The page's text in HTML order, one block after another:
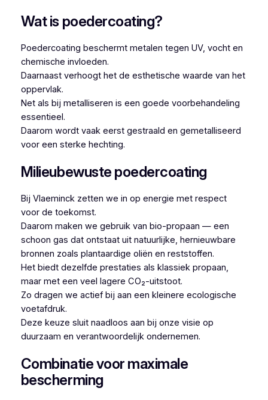
Wat is poedercoating?
Poedercoating beschermt metalen tegen UV, vocht en
chemische invloeden.
Daarnaast verhoogt het de esthetische waarde van het
oppervlak.
Net als bij metalliseren is een goede voorbehandeling
essentieel.
Daarom wordt vaak eerst gestraald en gemetalliseerd
voor een sterke hechting.
Milieubewuste poedercoating
Bij Vlaeminck zetten we in op energie met respect
voor de toekomst.
Daarom maken we gebruik van bio-propaan — een
schoon gas dat ontstaat uit natuurlijke, hernieuwbare
bronnen zoals plantaardige oliën en reststoffen.
Het biedt dezelfde prestaties als klassiek propaan,
maar met een veel lagere CO₂-uitstoot.
Zo dragen we actief bij aan een kleinere ecologische
voetafdruk.
Deze keuze sluit naadloos aan bij onze visie op
duurzaam en verantwoordelijk ondernemen.
Combinatie voor maximale
bescherming